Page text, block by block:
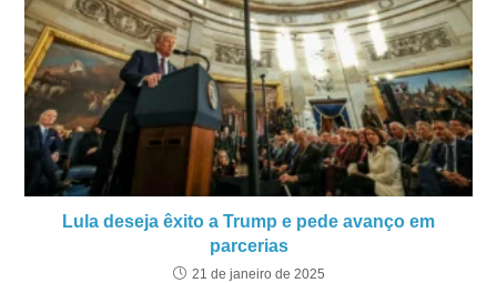
Lula deseja êxito a Trump e pede avanço em
parcerias
21 de janeiro de 2025